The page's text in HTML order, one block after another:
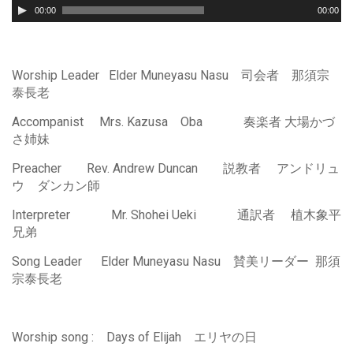
声
ヤ
ー
00:00 00:00
Worship Leader Elder Muneyasu Nasu 司会者 那須宗
泰長老
Accompanist Mrs. Kazusa Oba 奏楽者 大場かづ
さ姉妹
Preacher Rev. Andrew Duncan 説教者 アンドリュ
ウ ダンカン師
Interpreter Mr. Shohei Ueki 通訳者 植木象平
兄弟
Song Leader Elder Muneyasu Nasu 賛美リーダー 那須
宗泰長老
Worship song : Days of Elijah エリヤの日